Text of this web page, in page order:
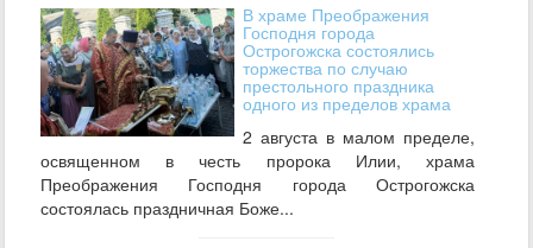
В храме Преображения
Господня города
Острогожска состоялись
торжества по случаю
престольного праздника
одного из пределов храма
2 августа в малом пределе,
освященном в честь пророка Илии, храма
Преображения Господня города Острогожска
состоялась праздничная Боже...